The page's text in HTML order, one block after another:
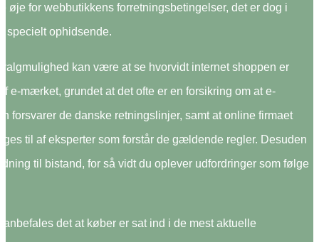
øje for webbutikkens forretningsbetingelser, det er dog i
specielt ophidsende.
kan være at se hvorvidt internet shoppen er
e-mærket, grundet at det ofte er en forsikring om at e-
forsvarer de danske retningslinjer, samt at online firmaet
til af eksperter som forstår de gældende regler. Desuden
til bistand, for så vidt du oplever udfordringer som følge
det at køber er sat ind i de mest aktuelle